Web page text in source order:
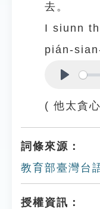
去。
I siunn
pián-
( 他太貪
詞條來源：
教育部臺灣台
授權資訊：